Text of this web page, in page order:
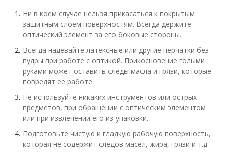
Ни в коем случае нельзя прикасаться к покрытым
защитным слоем поверхностям. Всегда держите
оптический элемент за его боковые стороны.
Всегда надевайте латексные или другие перчатки без
пудры при работе с оптикой. Прикосновение голыми
руками может оставить следы масла и грязи, которые
повредят ее работе.
Не используйте никаких инструментов или острых
предметов, при обращении с оптическим элементом
или при извлечении его из упаковки.
Подготовьте чистую и гладкую рабочую поверхность,
которая не содержит следов масел, жира, грязи и т.д.